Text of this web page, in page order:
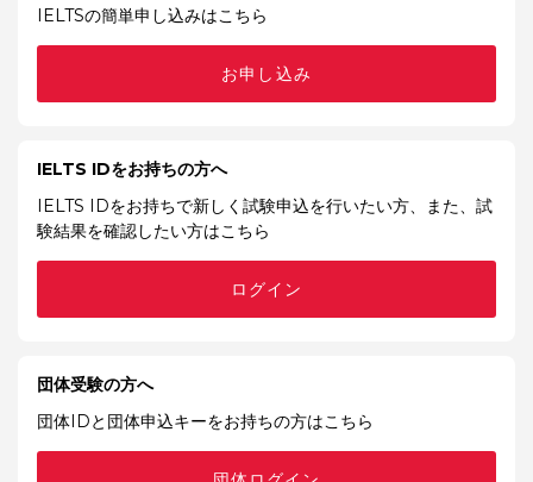
IELTSの簡単申し込みはこちら
お申し込み
IELTS IDをお持ちの方へ
IELTS IDをお持ちで新しく試験申込を行いたい方、また、試
験結果を確認したい方はこちら
ログイン
団体受験の方へ
団体IDと団体申込キーをお持ちの方はこちら